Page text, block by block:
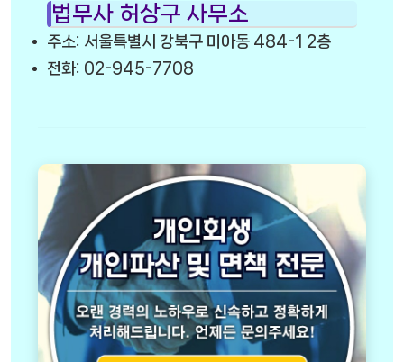
법무사 허상구 사무소
주소: 서울특별시 강북구 미아동 484-1 2층
전화: 02-945-7708